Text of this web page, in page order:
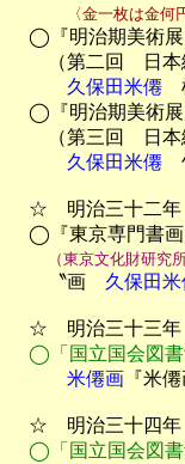
〈金一枚は金
◯『明治期美術展
（第二回　日本
久保田米僊
◯『明治期美術展
（第三回　日本
久保田米僊
☆　明治三十二年
◯『東京専門書画
（東京文化財研究
〝画 久保田米
☆　明治三十三年
◯「国立国会図書
米僊画 『米
☆　明治三十四年
◯「国立国会図書